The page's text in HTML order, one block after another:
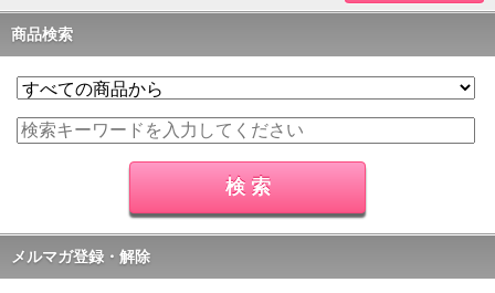
商品検索
メルマガ登録・解除